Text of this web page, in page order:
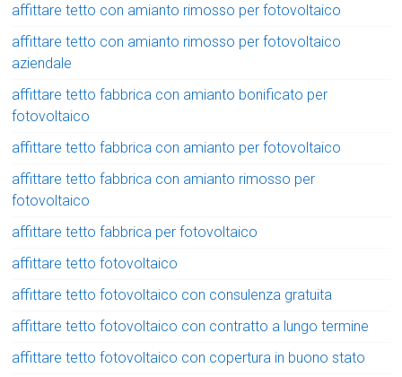
affittare tetto con amianto rimosso per fotovoltaico
affittare tetto con amianto rimosso per fotovoltaico
aziendale
affittare tetto fabbrica con amianto bonificato per
fotovoltaico
affittare tetto fabbrica con amianto per fotovoltaico
affittare tetto fabbrica con amianto rimosso per
fotovoltaico
affittare tetto fabbrica per fotovoltaico
affittare tetto fotovoltaico
affittare tetto fotovoltaico con consulenza gratuita
affittare tetto fotovoltaico con contratto a lungo termine
affittare tetto fotovoltaico con copertura in buono stato